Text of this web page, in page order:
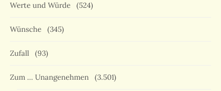
Werte und Würde (524)
Wünsche (345)
Zufall (93)
Zum … Unangenehmen (3.501)